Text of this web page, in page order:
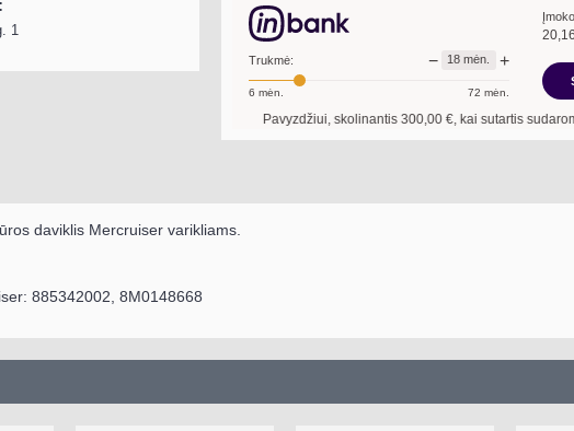
1
Trukmė: − 18 mėn. +
6 mėn. 72 mėn.
20,16
Pavyzdžiui, skolinantis300,00€, kai sutartis sudaroma18mėn.
daviklis Mercruiser varikliams.
885342002, 8M0148668